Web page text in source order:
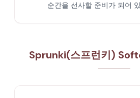
순간을 선사할 준비가 되어
Sprunki(스프런키)